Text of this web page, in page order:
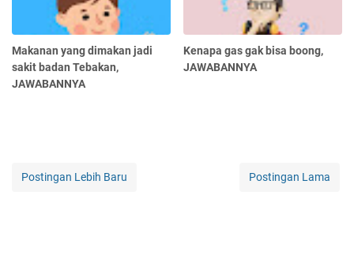
Makanan yang dimakan jadi
sakit badan Tebakan,
JAWABANNYA
Kenapa gas gak bisa boong,
JAWABANNYA
Postingan Lebih Baru Postingan Lama